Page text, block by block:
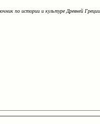
по истории и культуре Древней